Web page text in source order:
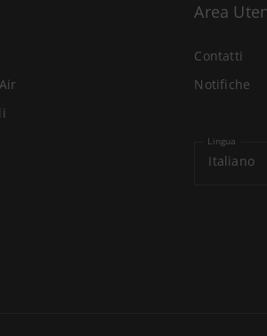
Area
Contatti
Notifiche
Lingua
Italiano